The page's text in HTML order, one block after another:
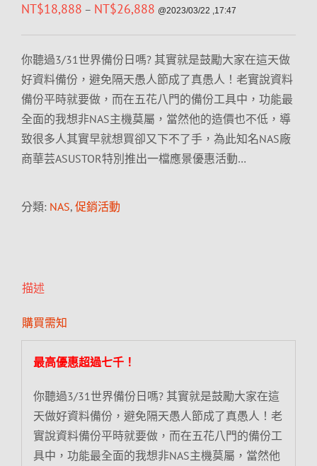
NT$18,888 – NT$26,888 @2023/03/22 ,17:47
你聽過3/31世界備份日嗎? 其實就是鼓勵大家在這天做
好資料備份，避免隔天愚人節成了真愚人！老實說資料
備份平時就要做，而在五花八門的備份工具中，功能最
全面的我想非NAS主機莫屬，當然他的造價也不低，導
致很多人其實早就想買卻又下不了手，為此知名NAS廠
商華芸ASUSTOR特別推出一檔應景優惠活動…
分類: NAS, 促銷活動
描述
購買需知
最高優惠超過七千！
你聽過3/31世界備份日嗎? 其實就是鼓勵大家在這
天做好資料備份，避免隔天愚人節成了真愚人！老
實說資料備份平時就要做，而在五花八門的備份工
具中，功能最全面的我想非NAS主機莫屬，當然他